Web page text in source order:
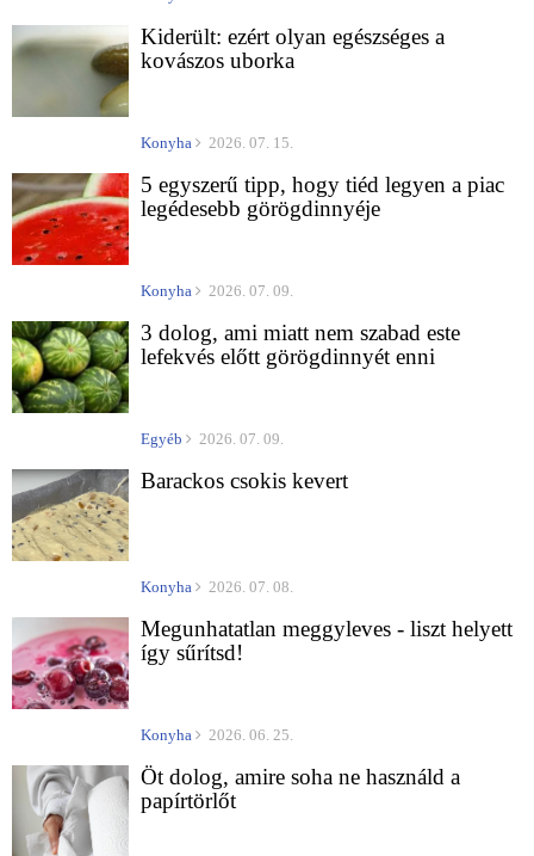
Kiderült: ezért olyan egészséges a
kovászos uborka
Konyha 2026. 07. 15.
5 egyszerű tipp, hogy tiéd legyen a piac
legédesebb görögdinnyéje
Konyha 2026. 07. 09.
3 dolog, ami miatt nem szabad este
lefekvés előtt görögdinnyét enni
Egyéb 2026. 07. 09.
Barackos csokis kevert
Konyha 2026. 07. 08.
Megunhatatlan meggyleves - liszt helyett
így sűrítsd!
Konyha 2026. 06. 25.
Öt dolog, amire soha ne használd a
papírtörlőt